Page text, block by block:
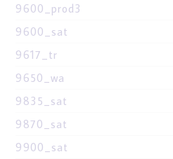
9600_prod3
9600_sat
9617_tr
9650_wa
9835_sat
9870_sat
9900_sat